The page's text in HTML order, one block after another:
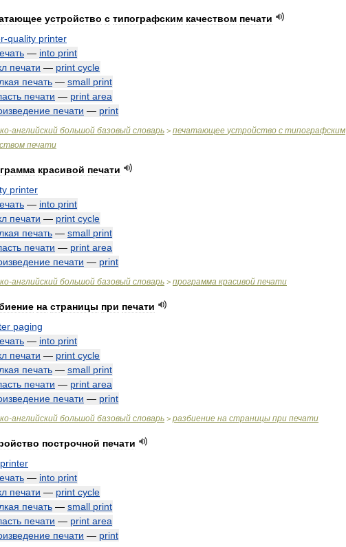
устройство с типографским качеством печати
-quality printer
— into print
печати — print cycle
печать — small print
печати — print area
печати — print
-английский большой базовый словарь > печатающее устройство с типографским
печати
красивой печати
printer
— into print
печати — print cycle
печать — small print
печати — print area
печати — print
-английский большой базовый словарь > программа красивой печати
на страницы при печати
paging
— into print
печати — print cycle
печать — small print
печати — print area
печати — print
-английский большой базовый словарь > разбиение на страницы при печати
построчной печати
printer
— into print
печати — print cycle
печать — small print
печати — print area
печати — print